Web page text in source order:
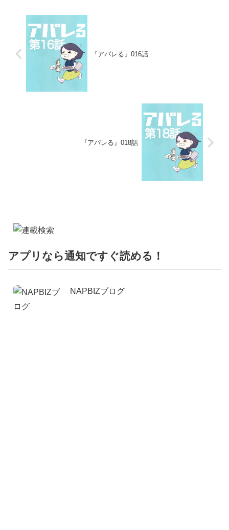
『アパレる』016話
『アパレる』018話
アプリなら通知ですぐ読める！
NAPBIZブログ